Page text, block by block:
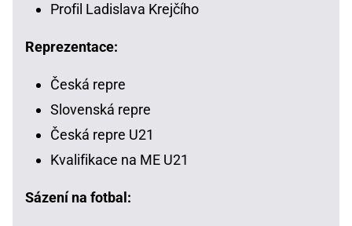
Profil Ladislava Krejčího
Reprezentace:
Česká repre
Slovenská repre
Česká repre U21
Kvalifikace na ME U21
Sázení na fotbal: